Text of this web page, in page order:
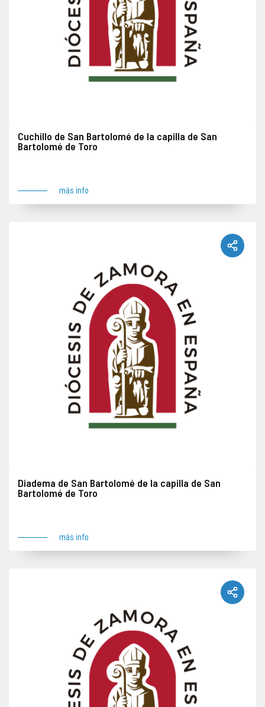
Cuchillo de San Bartolomé de la capilla de San
Bartolomé de Toro
más info
Diadema de San Bartolomé de la capilla de San
Bartolomé de Toro
más info